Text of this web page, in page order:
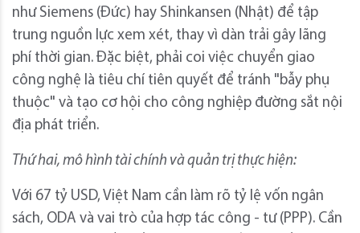
như Siemens (Đức) hay Shinkansen (Nhật) để tập
trung nguồn lực xem xét, thay vì dàn trải gây lãng
phí thời gian. Đặc biệt, phải coi việc chuyển giao
công nghệ là tiêu chí tiên quyết để tránh "bẫy phụ
thuộc" và tạo cơ hội cho công nghiệp đường sắt nội
địa phát triển.
Thứ hai, mô hình tài chính và quản trị thực hiện:
Với 67 tỷ USD, Việt Nam cần làm rõ tỷ lệ vốn ngân
sách, ODA và vai trò của hợp tác công - tư (PPP). Cần